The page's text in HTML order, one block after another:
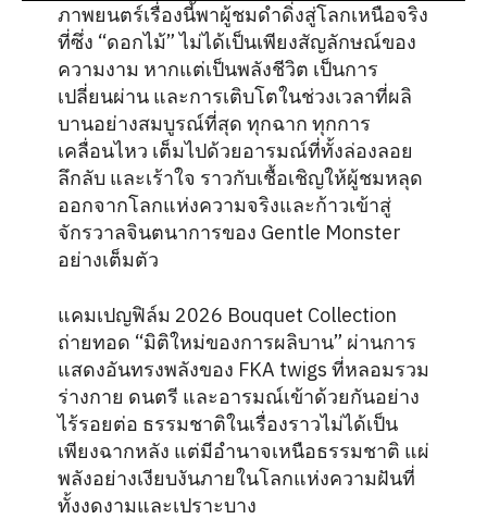
ภาพยนตร์เรื่องนี้พาผู้ชมดำดิ่งสู่โลกเหนือจริง
ที่ซึ่ง “ดอกไม้” ไม่ได้เป็นเพียงสัญลักษณ์ของ
ความงาม หากแต่เป็นพลังชีวิต เป็นการ
เปลี่ยนผ่าน และการเติบโตในช่วงเวลาที่ผลิ
บานอย่างสมบูรณ์ที่สุด ทุกฉาก ทุกการ
เคลื่อนไหว เต็มไปด้วยอารมณ์ที่ทั้งล่องลอย
ลึกลับ และเร้าใจ ราวกับเชื้อเชิญให้ผู้ชมหลุด
ออกจากโลกแห่งความจริงและก้าวเข้าสู่
จักรวาลจินตนาการของ Gentle Monster
อย่างเต็มตัว
แคมเปญฟิล์ม 2026 Bouquet Collection
ถ่ายทอด “มิติใหม่ของการผลิบาน” ผ่านการ
แสดงอันทรงพลังของ FKA twigs ที่หลอมรวม
ร่างกาย ดนตรี และอารมณ์เข้าด้วยกันอย่าง
ไร้รอยต่อ ธรรมชาติในเรื่องราวไม่ได้เป็น
เพียงฉากหลัง แต่มีอำนาจเหนือธรรมชาติ แผ่
พลังอย่างเงียบงันภายในโลกแห่งความฝันที่
ทั้งงดงามและเปราะบาง